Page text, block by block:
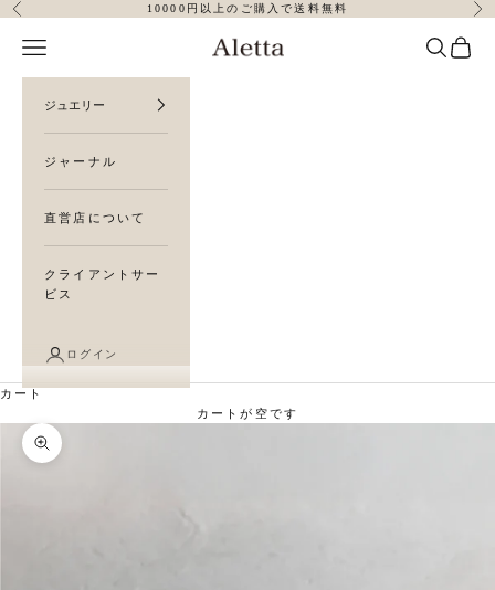
コンテンツへスキップ
前へ 10000円以上のご購入で送料無料 次
Aletta Jewelry
メニュー 検索カート
ジュエリー
ジャーナル
直営店について
クライアントサー
ビス
ログイン
カート
カートが空です
ズームイン